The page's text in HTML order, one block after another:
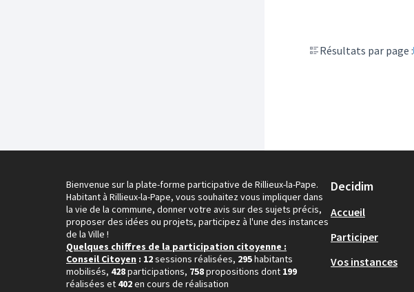
Résultats par page :
Bienvenue sur la plate-forme participative de Rillieux-la-Pape.
Habitant à Rillieux-la-Pape, vous souhaitez vous impliquer dans
la vie de la commune, donner votre avis sur des sujets précis,
proposer des idées ou projets, participez à l'une des instances
de la Ville !
Quelques chiffres de la participation citoyenne :
Conseil Citoyen : 12sessions réalisées, 295habitants
mobilisés, 428participations, 758propositions dont 199
réalisées et 402en cours de réalisation
Decidim
Accueil
Participer
Vos instances